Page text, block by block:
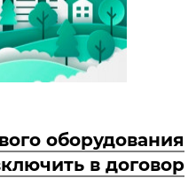
оборудования
в договор